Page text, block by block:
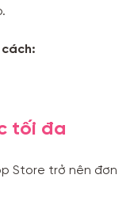
tối đa
Store trở nên đơn